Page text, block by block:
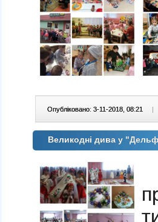
Опубліковано: 3-11-2018, 08:21 |
Великодні дива у